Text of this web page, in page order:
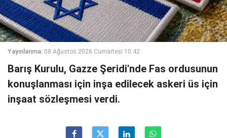
Yayınlanma: 08 Ağustos 2026 Cumartesi 10:42
Barış Kurulu, Gazze Şeridi'nde Fas ordusunun
konuşlanması için inşa edilecek askeri üs için
inşaat sözleşmesi verdi.